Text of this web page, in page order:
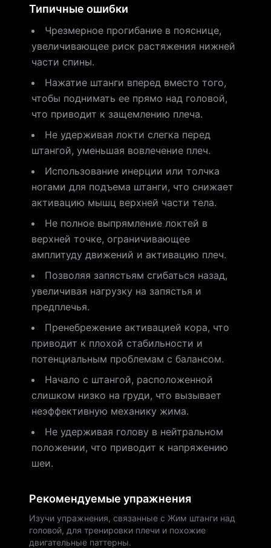
Типичные ошибки
Чрезмерное прогибание в пояснице,
увеличивающее риск растяжения нижней
части спины.
Нажатие штанги вперед вместо того,
чтобы поднимать ее прямо над головой,
что приводит к защемлению плеча.
Не удерживая локти слегка перед
штангой, уменьшая вовлечение плеч.
Использование инерции или толчка
ногами для подъема штанги, что снижает
активацию мышц верхней части тела.
Не полное выпрямление локтей в
верхней точке, ограничивающее
амплитуду движений и активацию плеч.
Позволяя запястьям сгибаться назад,
увеличивая нагрузку на запястья и
предплечья.
Пренебрежение активацией кора, что
приводит к плохой стабильности и
потенциальным проблемам с балансом.
Начало с штангой, расположенной
слишком низко на груди, что вызывает
неэффективную механику жима.
Не удерживая голову в нейтральном
положении, что приводит к напряжению
шеи.
Рекомендуемые упражнения
Изучи упражнения, связанные с Жим штанги над
головой, для тренировки плечи и похожие
двигательные паттерны.